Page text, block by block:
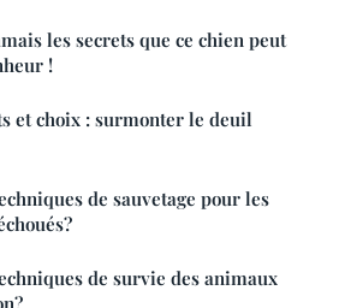
les secrets que ce chien peut
!
et choix : surmonter le deuil
de sauvetage pour les
de survie des animaux